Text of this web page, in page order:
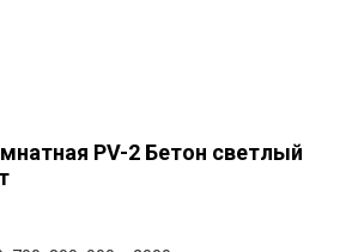
PV-2 Бетон светлый